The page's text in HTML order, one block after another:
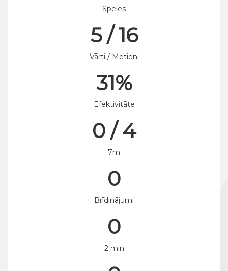
Spēles
5 / 16
Vārti / Metieni
31%
Efektivitāte
0 / 4
7m
0
Brīdinājumi
0
2 min